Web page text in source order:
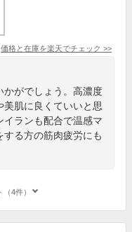
価格と在庫を楽天でチェック >>
かがでしょう。高濃度
肌に良くていいと思
イランも配合で温感マ
る方の筋肉疲労にも
4件）